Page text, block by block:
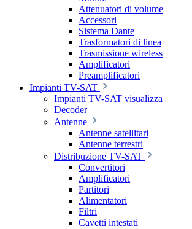
Attenuatori di volume
Accessori
Sistema Dante
Trasformatori di linea
Trasmissione wireless
Amplificatori
Preamplificatori
Impianti TV-SAT
Impianti TV-SAT visualizza
Decoder
Antenne
Antenne satellitari
Antenne terrestri
Distribuzione TV-SAT
Convertitori
Amplificatori
Partitori
Alimentatori
Filtri
Cavetti intestati